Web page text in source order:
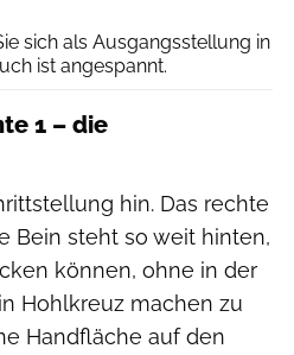
sich als Ausgangsstellung in
ist angespannt.
1 – die
hin. Das rechte
Bein steht so weit hinten,
können, ohne in der
Hohlkreuz machen zu
Handfläche auf den